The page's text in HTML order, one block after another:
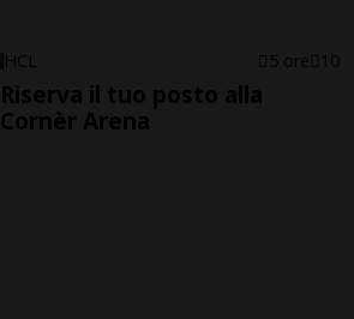
HCL 5 ore 10
Riserva il tuo posto alla
Cornèr Arena